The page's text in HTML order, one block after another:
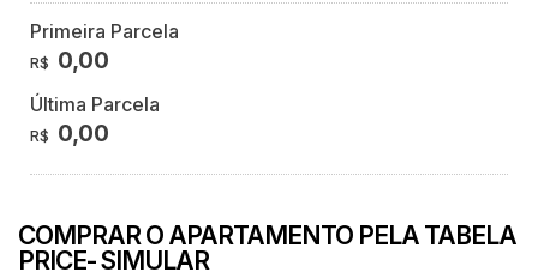
Primeira Parcela
R$ 0,00
Última Parcela
R$ 0,00
COMPRAR O APARTAMENTO PELA TABELA
PRICE- SIMULAR